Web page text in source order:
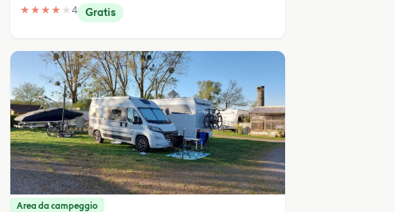
★ ★ ★ ★ ★ 4 Gratis
Area da campeggio